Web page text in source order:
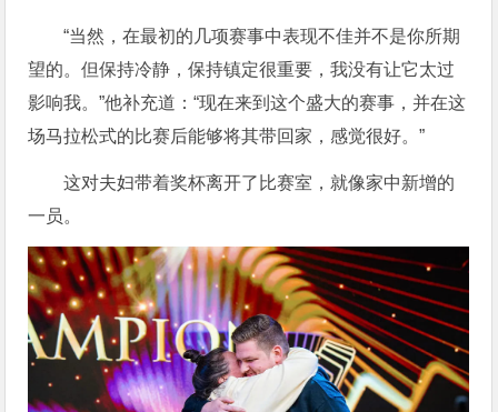
“当然，在最初的几项赛事中表现不佳并不是你所期
望的。但保持冷静，保持镇定很重要，我没有让它太过
影响我。”他补充道：“现在来到这个盛大的赛事，并在这
场马拉松式的比赛后能够将其带回家，感觉很好。”
这对夫妇带着奖杯离开了比赛室，就像家中新增的
一员。